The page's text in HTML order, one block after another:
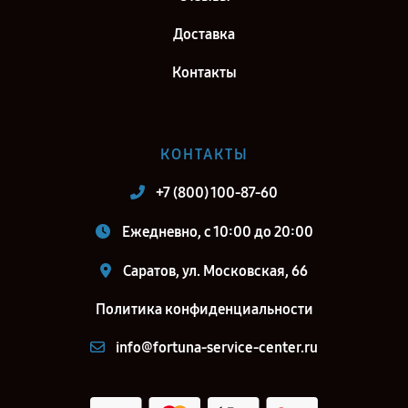
Доставка
Контакты
КОНТАКТЫ
+7 (800) 100-87-60
Ежедневно, с 10:00 до 20:00
Саратов, ул. Московская, 66
Политика конфиденциальности
info@fortuna-service-center.ru